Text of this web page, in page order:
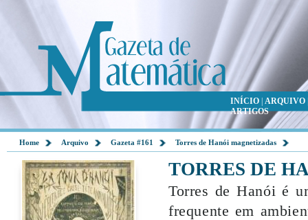
INÍCIO ARQUIVO
ARTIGOS
Home Arquivo Gazeta #161 Torres de Hanói magnetizadas
TORRES DE
Torres de Hanói é
frequente em